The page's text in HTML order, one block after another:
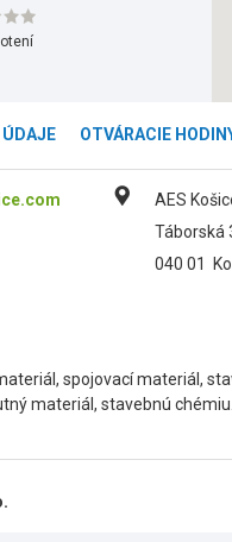
ÚDAJE OTVÁRACIE
AES
Táborská
040 01
spojovací materiál,
materiál, stavebnú chémiu.